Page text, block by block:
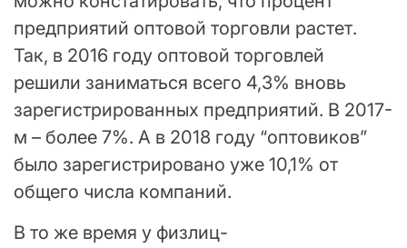
предприятий оптовой торговли растет.
Так, в 2016 году оптовой торговлей
решили заниматься всего 4,3% вновь
зарегистрированных предприятий. В 2017-
м – более 7%. А в 2018 году “оптовиков”
было зарегистрировано уже 10,1% от
общего числа компаний.
В то же время у физлиц-